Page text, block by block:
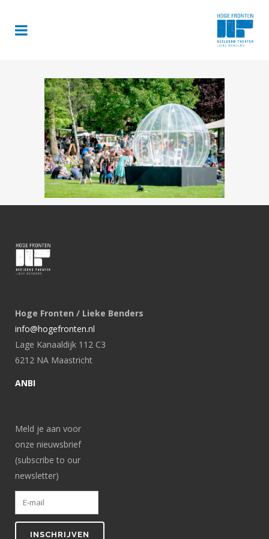
Hoge Fronten / Lieke Benders
info@hogefronten.nl
Lage Kanaaldijk 112 C3
6212 NA Maastricht
ANBI
Meld je aan voor
onze nieuwsbrief
(subscribe to our
newsletter)